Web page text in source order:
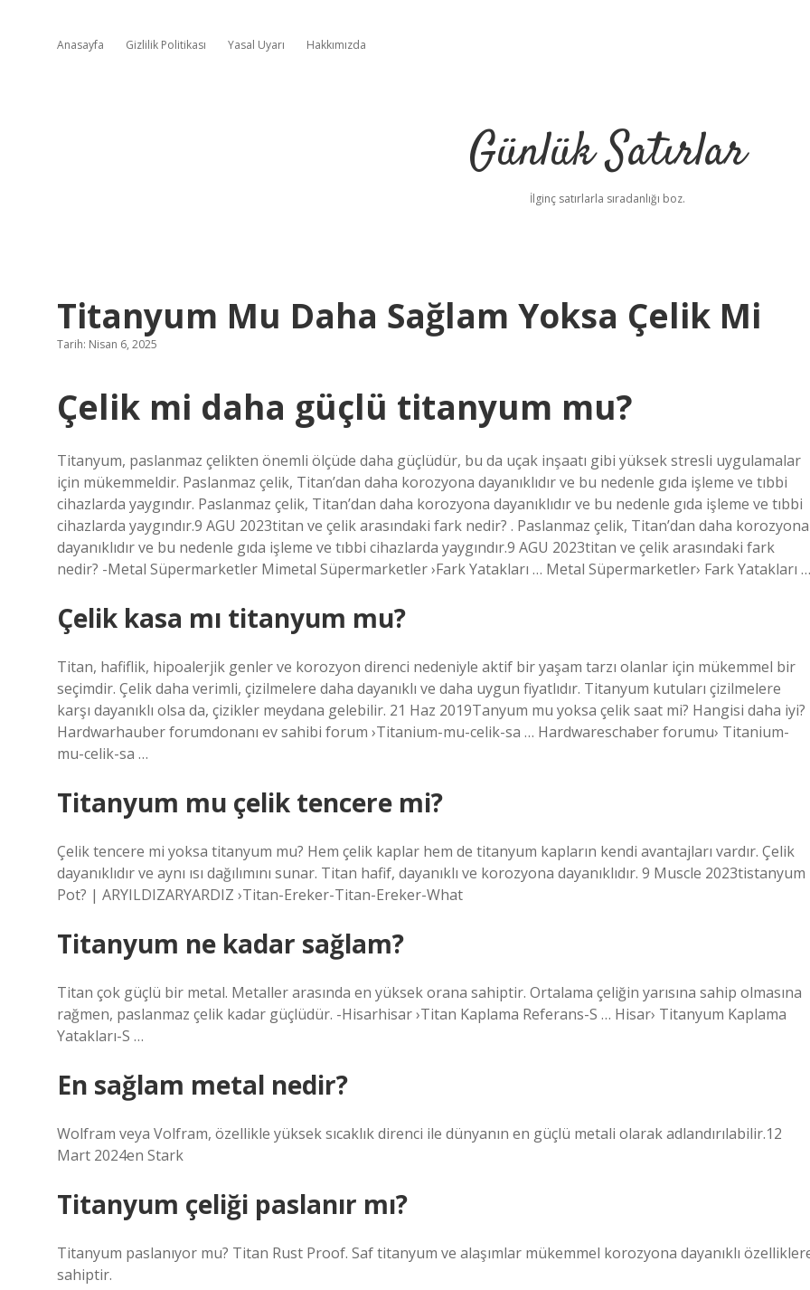
Anasayfa Gizlilik Politikası Yasal Uyarı Hakkımızda
Günlük Satırlar
İlginç satırlarla sıradanlığı boz.
Titanyum Mu Daha Sağlam Yoksa Çelik Mi
Tarih: Nisan 6, 2025
Çelik mi daha güçlü titanyum mu?
Titanyum, paslanmaz çelikten önemli ölçüde daha güçlüdür, bu da uçak inşaatı gibi yüksek stresli uygulamalar
için mükemmeldir. Paslanmaz çelik, Titan’dan daha korozyona dayanıklıdır ve bu nedenle gıda işleme ve tıbbi
cihazlarda yaygındır. Paslanmaz çelik, Titan’dan daha korozyona dayanıklıdır ve bu nedenle gıda işleme ve tıbbi
cihazlarda yaygındır.9 AGU 2023titan ve çelik arasındaki fark nedir? . Paslanmaz çelik, Titan’dan daha korozyona
dayanıklıdır ve bu nedenle gıda işleme ve tıbbi cihazlarda yaygındır.9 AGU 2023titan ve çelik arasındaki fark
nedir? -Metal Süpermarketler Mimetal Süpermarketler ›Fark Yatakları … Metal Süpermarketler› Fark Yatakları …
Çelik kasa mı titanyum mu?
Titan, hafiflik, hipoalerjik genler ve korozyon direnci nedeniyle aktif bir yaşam tarzı olanlar için mükemmel bir
seçimdir. Çelik daha verimli, çizilmelere daha dayanıklı ve daha uygun fiyatlıdır. Titanyum kutuları çizilmelere
karşı dayanıklı olsa da, çizikler meydana gelebilir. 21 Haz 2019Tanyum mu yoksa çelik saat mi? Hangisi daha iyi?
Hardwarhauber forumdonanı ev sahibi forum ›Titanium-mu-celik-sa … Hardwareschaber forumu› Titanium-
mu-celik-sa …
Titanyum mu çelik tencere mi?
Çelik tencere mi yoksa titanyum mu? Hem çelik kaplar hem de titanyum kapların kendi avantajları vardır. Çelik
dayanıklıdır ve aynı ısı dağılımını sunar. Titan hafif, dayanıklı ve korozyona dayanıklıdır. 9 Muscle 2023tistanyum
Pot? | ARYILDIZARYARDIZ ›Titan-Ereker-Titan-Ereker-What
Titanyum ne kadar sağlam?
Titan çok güçlü bir metal. Metaller arasında en yüksek orana sahiptir. Ortalama çeliğin yarısına sahip olmasına
rağmen, paslanmaz çelik kadar güçlüdür. -Hisarhisar ›Titan Kaplama Referans-S … Hisar› Titanyum Kaplama
Yatakları-S …
En sağlam metal nedir?
Wolfram veya Volfram, özellikle yüksek sıcaklık direnci ile dünyanın en güçlü metali olarak adlandırılabilir.12
Mart 2024en Stark
Titanyum çeliği paslanır mı?
Titanyum paslanıyor mu? Titan Rust Proof. Saf titanyum ve alaşımlar mükemmel korozyona dayanıklı
sahiptir.